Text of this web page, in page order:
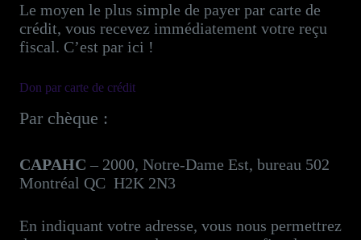
Le moyen le plus simple de payer par carte de
crédit, vous recevez immédiatement votre reçu
fiscal. C’est par ici !
Don par carte de crédit
Par chèque :
CAPAHC – 2000, Notre-Dame Est, bureau 502
Montréal QC H2K 2N3
En indiquant votre adresse, vous nous permettrez